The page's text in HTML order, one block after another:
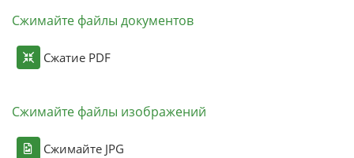
Сжимайте файлы документов
Сжатие PDF
Сжимайте файлы изображений
Сжимайте JPG